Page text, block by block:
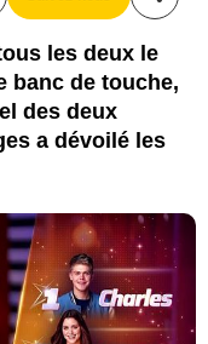
les deux le
banc de touche,
des deux
a dévoilé les